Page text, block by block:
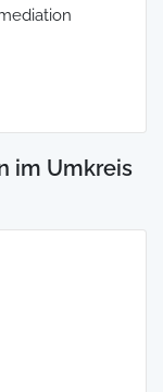
im Umkreis